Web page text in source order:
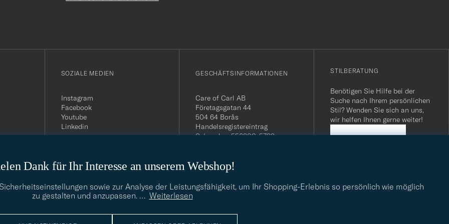
Dank für Ihr Interesse an unserem Webshop!
sowie zur Analyse der Leistungsfähigkeit, um Ihr Shopping-Erlebnis so persönlich wie möglich
zu gestalten und anzupassen. … Weiterlesen
SOZIALE MEDIEN
Instagram
Facebook
Youtube
Linkedin
GESCHÄFTSINFORMATIONEN
Care of Carl AB
Företagsgatan 44
504 64 Borås
Handelsregistereintrag
Schweden: 556800-5739
USt-IdNr.: SE556800573901
040 / 22 63 88 96
E-Mail-Adresse:
info@careofcarl.de
STILBERATUNG
Benötigen Sie Hilfe bei der
Suche nach Ihrem persönlichen
Stil? Wenden Sie sich an uns,
wir helfen Ihnen gerne weiter!
STILBERATUNG